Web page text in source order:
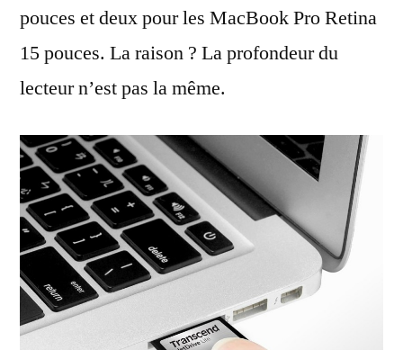
pouces et deux pour les MacBook Pro Retina
15 pouces. La raison ? La profondeur du
lecteur n’est pas la même.